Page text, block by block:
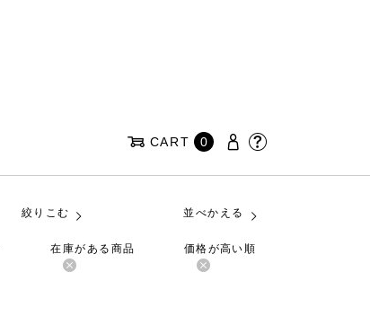
CART 0
絞りこむ 並べかえる
在庫がある商品 価格が高い順